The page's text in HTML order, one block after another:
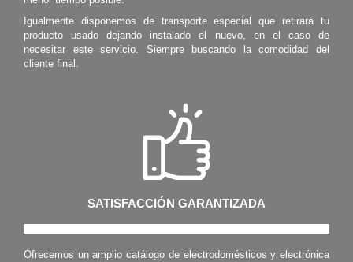
Igualmente disponemos de transporte especial que retirará tu
producto usado dejando instalado el nuevo, en el caso de
necesitar este servicio. Siempre buscando la comodidad del
cliente final.
SATISFACCIÓN GARANTIZADA
Ofrecemos un amplio catálogo de electrodomésticos y electrónica